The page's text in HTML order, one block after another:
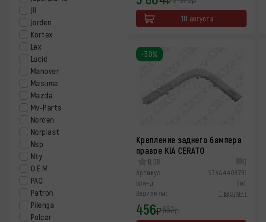
JH
Jorden
Kortex
Lex
Lucid
Manover
Masuma
Mazda
Mv-Parts
Norden
Norplast
Nsp
Nty
O.E.M.
PAQ
Patron
Pilenga
Polcar
10 августа
Крепление заднего бампера
правое KIA CERATO
0,00 0
Артикул:
STKA44087B1
Бренд:
Sat
Варианты:
1 вариант
456₽652₽
-30%